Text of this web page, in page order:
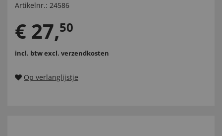
Artikelnr.: 24586
€ 27,50
incl. btwexcl. verzendkosten
Op verlanglijstje